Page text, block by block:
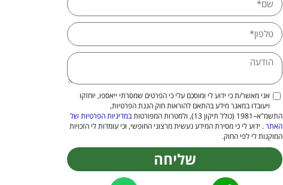
אני מאשר/ת כי ידוע לי ומוסכם עלי כי הפרטים שמסרתי ייאספו, יוחזקו
ויעובדו במאגר מידע בהתאם להוראות חוק הגנת הפרטיות,
התשמ"א–1981 (כולל תיקון 13), ולמטרות המפורטות
במדיניות הפרטיות של
האתר. ידוע לי כי מסירת המידע נעשית מרצוני החופשי, וכי עומדות לי הזכויות
המוקנות לי לפי החוק.
שליחה
Alternative: